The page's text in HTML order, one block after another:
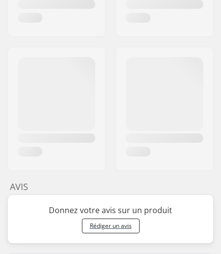
AVIS
Donnez votre avis sur un produit
Rédiger un avis